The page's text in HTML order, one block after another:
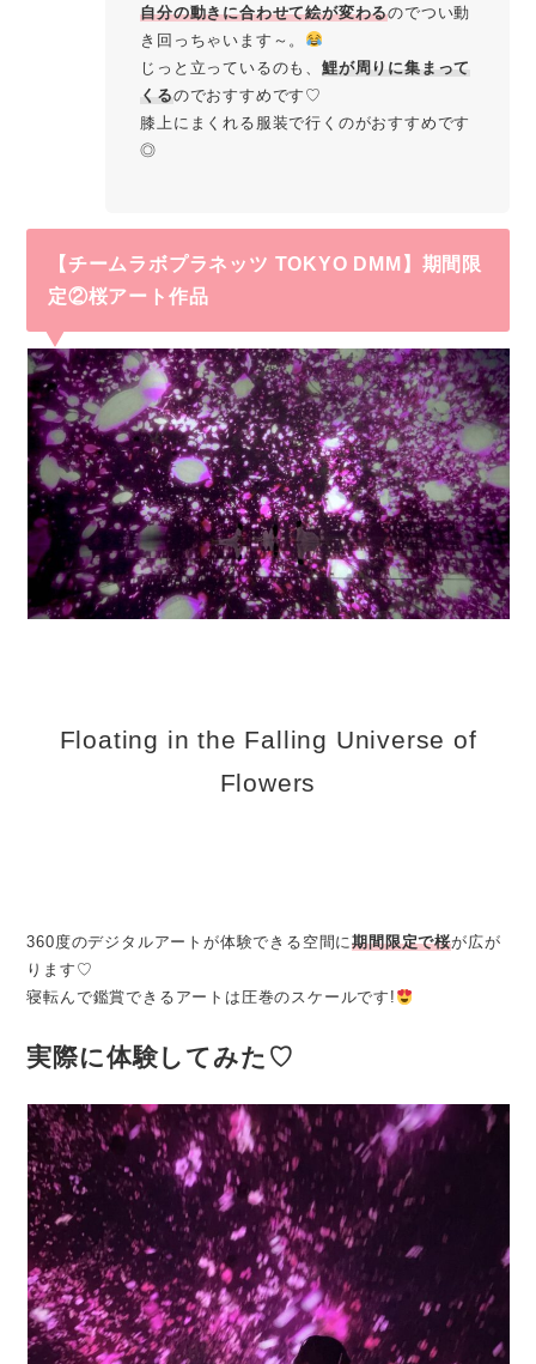
自分の動きに合わせて絵が変わるのでつい動
き回っちゃいます～。
じっと立っているのも、 鯉が周りに集まって
くるのでおすすめです♡
膝上にまくれる服装で行くのがおすすめです
◎
【チームラボプラネッツ TOKYO DMM】期間限
定②桜アート作品
Floating in the Falling Universe of
Flowers
360度のデジタルアートが体験できる空間に期間限定で桜が広が
ります♡
寝転んで鑑賞できるアートは圧巻のスケールです!
実際に体験してみた♡